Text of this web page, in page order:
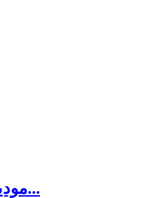
موديول حساس نبضات قلب...